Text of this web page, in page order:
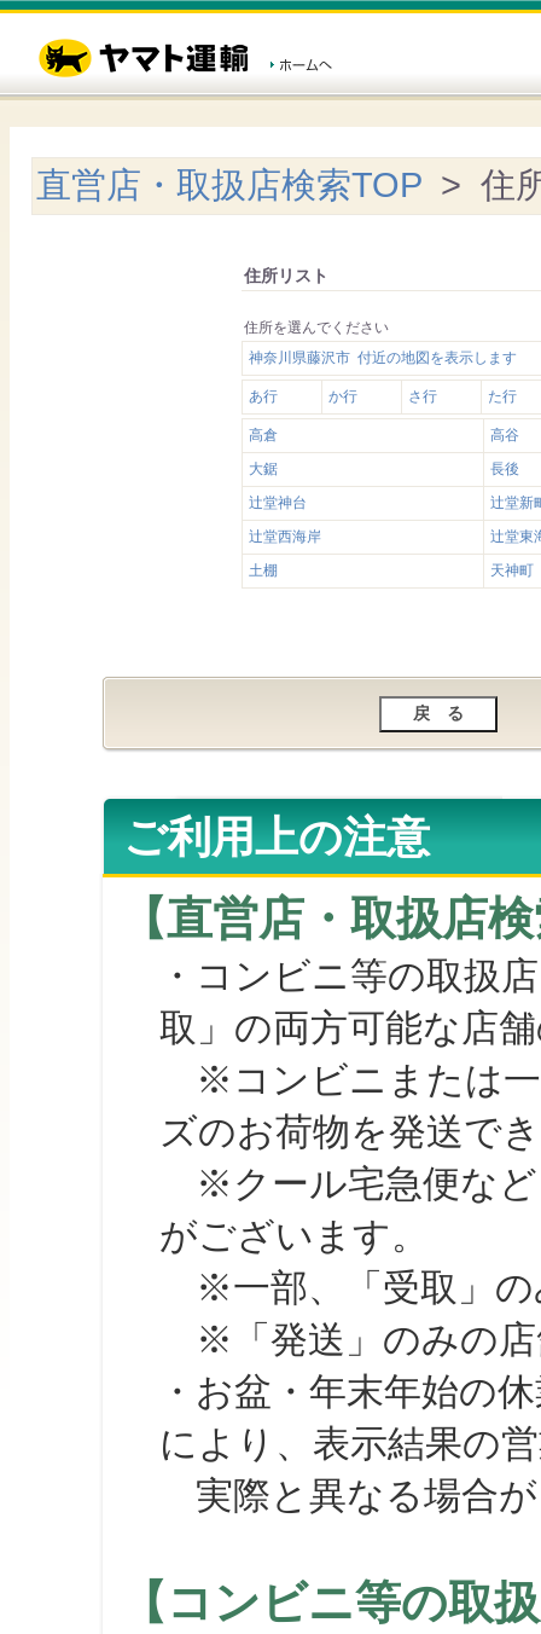
直営店・取扱店検索TOP > 住
住所リスト
住所を選んでください
神奈川県藤沢市 付近の地図を表示します
あ行 か行 さ行 た行
高倉
高谷
大鋸
長後
辻堂神台
辻堂新
辻堂西海岸
辻堂東
土棚
天神町
ご利用上の注意
【直営店・取扱店
・コンビニ等の取扱
取」の両方可能な店
※コンビニまたは一
ズのお荷物を発送で
※クール宅急便など
がございます。
※一部、「受取」の
※「発送」のみの店
・お盆・年末年始の
により、表示結果の
実際と異なる場合が
【コンビニ等の取